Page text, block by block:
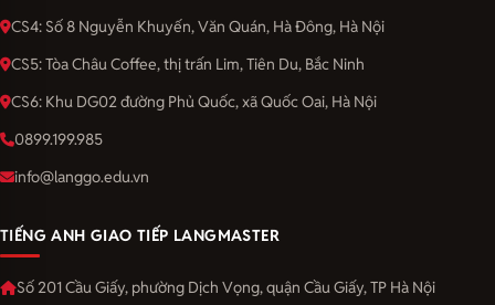
CS4: Số 8 Nguyễn Khuyến, Văn Quán, Hà Đông, Hà Nội
CS5: Tòa Châu Coffee, thị trấn Lim, Tiên Du, Bắc Ninh
CS6: Khu DG02 đường Phủ Quốc, xã Quốc Oai, Hà Nội
0899.199.985
info@langgo.edu.vn
TIẾNG ANH GIAO TIẾP LANGMASTER
Số 201 Cầu Giấy, phường Dịch Vọng, quận Cầu Giấy, TP Hà Nội